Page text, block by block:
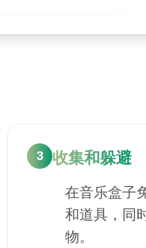
3 收集和躲避
在音乐盒子
和道具，同
物。